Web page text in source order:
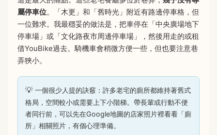
屬停車位。「木更」和「舊時光」附近有路邊停車格，但
一位難求。我最穩妥的做法是，把車停在「中央廣場地下
停車場」或「文化路夜市周邊停車場」，然後用走的或租
借YouBike過去。騎機車會稍微方便一些，但也要注意巷
弄狹小。
一個很少人提的訣竅：許多老宅的廁所都維持著舊式
格局，空間較小或需要上下小階梯。帶長輩或行動不便
者同行前，可以先在Google地圖的店家照片裡看看「廁
所」相關照片，有個心理準備。